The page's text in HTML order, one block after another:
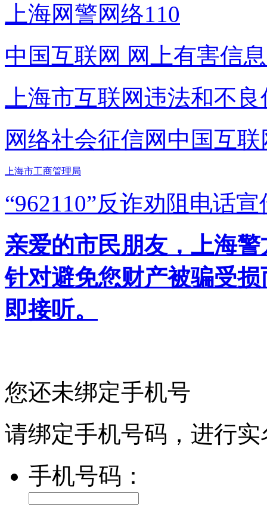
上海网警网络110
中国互联网 网上有害信
上海市互联网违法和不
网络社会征信网 中国互
上海市工商管理局
“962110”反诈劝阻电话宣
亲爱的市民朋友，上海
针对避免您财产被骗受
即接听。
您还未绑定手机号
请绑定手机号码，进行
手机号码：